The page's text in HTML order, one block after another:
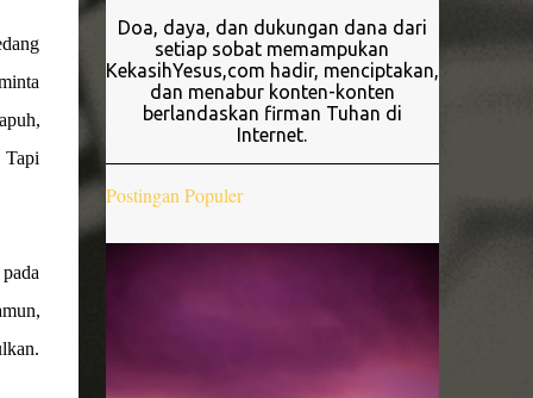
Tapi
Doa, daya, dan dukungan dana dari
setiap sobat memampukan
KekasihYesus,com hadir, menciptakan,
dan menabur konten-konten
berlandaskan firman Tuhan di
Internet.
Postingan Populer